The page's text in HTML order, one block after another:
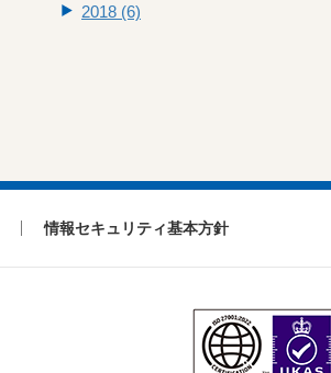
2018 (6)
情報セキュリティ基本方針